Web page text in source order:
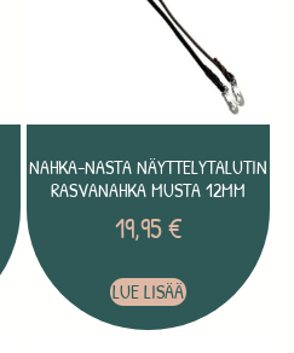
NAHKA-NASTA NÄYTTELYTALUTIN
RASVANAHKA MUSTA 12MM
19,95€
LUE LISÄÄ